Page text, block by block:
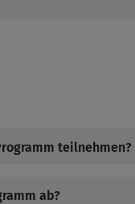
teilnehmen?
ab?